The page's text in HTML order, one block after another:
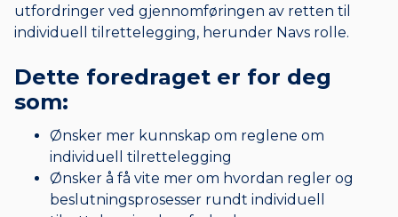
utfordringer ved gjennomføringen av retten til
individuell tilrettelegging, herunder Navs rolle.
Dette foredraget er for deg
som:
Ønsker mer kunnskap om reglene om
individuell tilrettelegging
Ønsker å få vite mer om hvordan regler og
beslutningsprosesser rundt individuell